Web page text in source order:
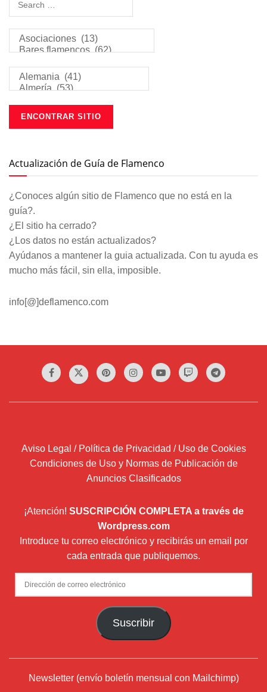
Actualización de Guía de Flamenco
¿Conoces algún sitio de Flamenco que no está en la
guía?.
¿El sitio ha cerrado?
¿Los datos no están actualizados?
Ayúdanos a mantener la guia actualizada. Con tu ayuda es
mucho más fácil, sin ella, imposible.
info[@]deflamenco.com
Aviso Legal / Política de Privacidad / Uso de Cookies
Condiciones de Uso y Normas de Publicación de
Anuncios Clasificados
¡Atención! SUSCRIPCIÓN COMPLETA a través de
Wordpress.com
Introduce tu correo electrónico y recibirás un email por
cada entrada que publiquemos.
Dirección
de
Suscribir
Newsletter (envío boletín mensual con Mailchimp)